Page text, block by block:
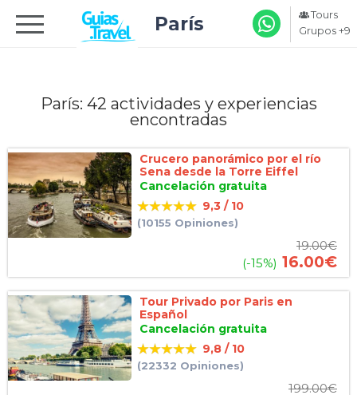
París
Tours
Grupos +9
París: 42 actividades y experiencias
encontradas
Crucero panorámico por el río
Sena desde la Torre Eiffel
Cancelación gratuita
9,3 / 10
(10155 Opiniones)
19.00€
(-15%) 16.00€
Tour Privado por Paris en
Español
Cancelación gratuita
9,8 / 10
(22332 Opiniones)
199.00€